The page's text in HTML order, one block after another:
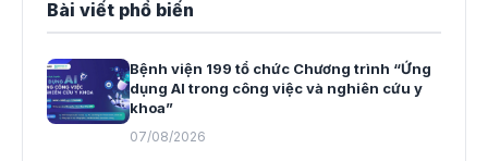
Bài viết phổ biến
Bệnh viện 199 tổ chức Chương trình “Ứng
dụng AI trong công việc và nghiên cứu y
khoa”
07/08/2026